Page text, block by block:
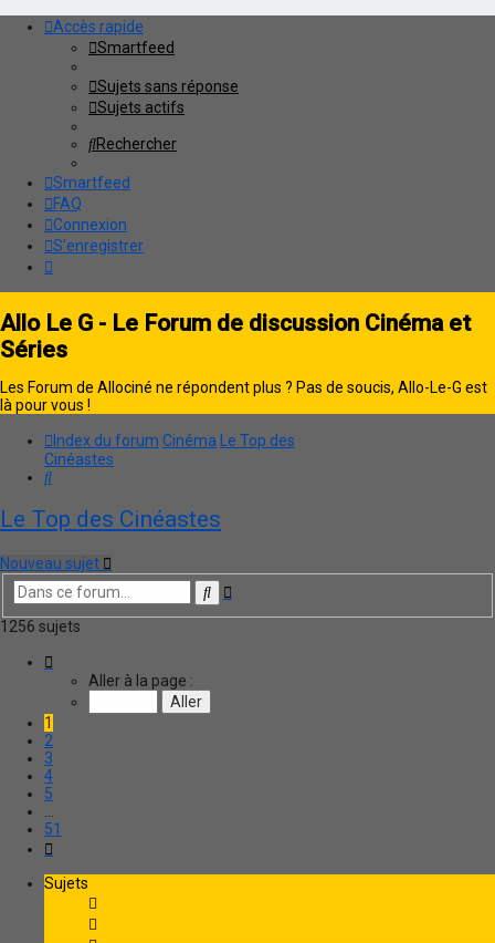
Accès rapide
Smartfeed
Sujets sans réponse
Sujets actifs
Rechercher
Smartfeed
FAQ
Connexion
S’enregistrer
Allo Le G - Le Forum de discussion Cinéma et
Séries
Les Forum de Allociné ne répondent plus ? Pas de soucis, Allo-Le-G est
là pour vous !
Index du forum Cinéma
Le Top des
Cinéastes
Rechercher
Le Top des Cinéastes
Nouveau sujet
Rechercher
Recherche
avancée
1256 sujets
51
Aller à la page :
1
2
3
4
5
…
51
Sujets